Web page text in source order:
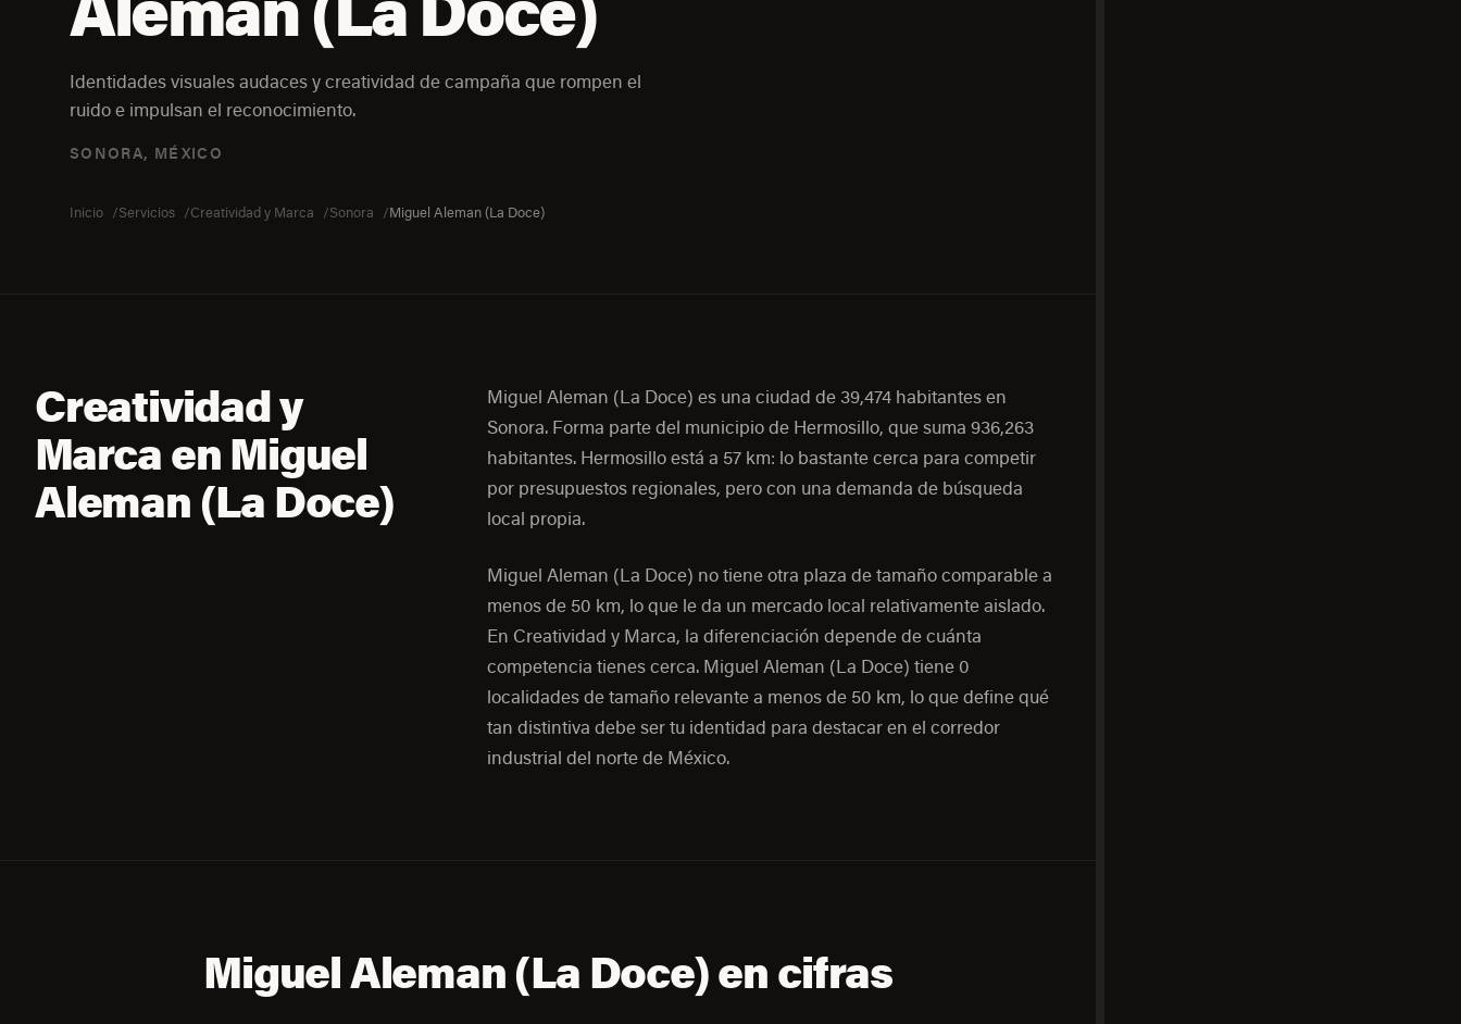
Identidades visuales audaces y creatividad de campaña que rompen el
ruido e impulsan el reconocimiento.
SONORA, MÉXICO
Inicio Servicios Creatividad y Marca Sonora Miguel Aleman (La Doce)
Creatividad y
Marca en Miguel
Aleman (La Doce)
Miguel Aleman (La Doce) es una ciudad de 39,474 habitantes en
Sonora. Forma parte del municipio de Hermosillo, que suma 936,263
habitantes. Hermosillo está a 57 km: lo bastante cerca para competir
por presupuestos regionales, pero con una demanda de búsqueda
local propia.
Miguel Aleman (La Doce) no tiene otra plaza de tamaño comparable a
menos de 50 km, lo que le da un mercado local relativamente aislado.
En Creatividad y Marca, la diferenciación depende de cuánta
competencia tienes cerca. Miguel Aleman (La Doce) tiene 0
localidades de tamaño relevante a menos de 50 km, lo que define qué
tan distintiva debe ser tu identidad para destacar en el corredor
industrial del norte de México.
Miguel Aleman (La Doce) en cifras